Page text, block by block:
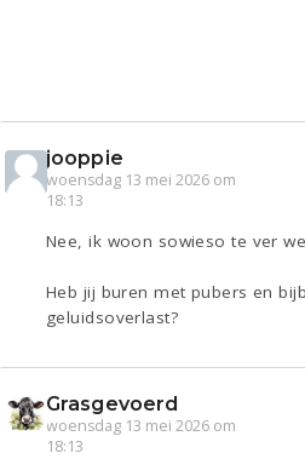
jooppie
woensdag 13 mei 2026 om
18:13
Nee, ik woon sowieso te ver
Heb jij buren met pubers en
geluidsoverlast?
Grasgevoerd
woensdag 13 mei 2026 om
18:13